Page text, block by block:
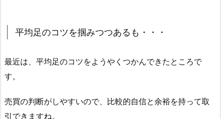
平均足のコツを掴みつつあるも・・・
最近は、平均足のコツをようやくつかんできたところで
す。
売買の判断がしやすいので、比較的自信と余裕を持って取
引できますね。